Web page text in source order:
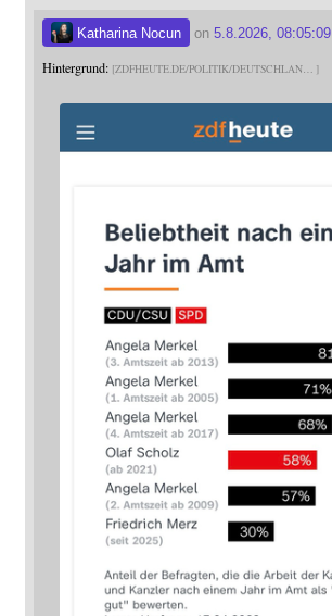
Katharina Nocun on 5.8.2026, 08:05:09
Hintergrund: ZDFHEUTE.DE/POLITIK/DEUTSCHLAN